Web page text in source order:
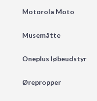
Motorola Moto
Musemåtte
Oneplus løbeudstyr
Ørepropper